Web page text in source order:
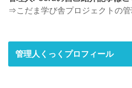
⇒ こだま学び舎プロジェクトの
管理人くっくプロフィール